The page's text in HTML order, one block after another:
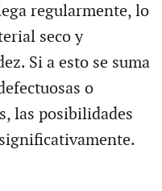
regularmente, lo
seco y
Si a esto se suma
o
las posibilidades